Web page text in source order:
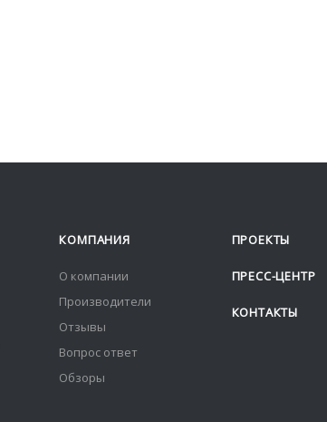
КОМПАНИЯ
О компании
Производители
Отзывы
Вопрос ответ
Обзоры
ПРОЕКТЫ
ПРЕСС-ЦЕНТР
КОНТАКТЫ